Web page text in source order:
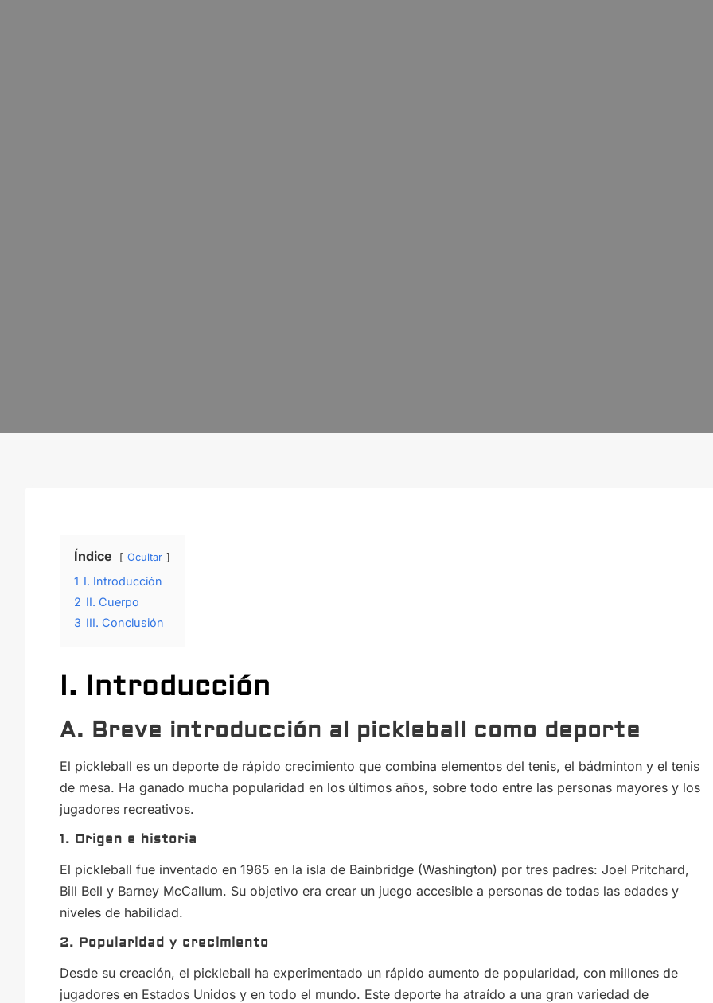
Índice Ocultar
1 I. Introducción
2 II. Cuerpo
3 III. Conclusión
I. Introducción
A. Breve introducción al pickleball como deporte
El pickleball es un deporte de rápido crecimiento que combina elementos del tenis, el bádminton y el tenis
de mesa. Ha ganado mucha popularidad en los últimos años, sobre todo entre las personas mayores y los
jugadores recreativos.
1. Origen e historia
El pickleball fue inventado en 1965 en la isla de Bainbridge (Washington) por tres padres: Joel Pritchard,
Bill Bell y Barney McCallum. Su objetivo era crear un juego accesible a personas de todas las edades y
niveles de habilidad.
2. Popularidad y crecimiento
Desde su creación, el pickleball ha experimentado un rápido aumento de popularidad, con millones de
jugadores en Estados Unidos y en todo el mundo. Este deporte ha atraído a una gran variedad de